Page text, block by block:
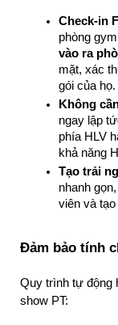
Check-in
phòng
vào ra
mặt, xác
gói của họ.
Không
ngay lập
phía HLV
khả năng
Tạo trải
nhanh
viên và
Đảm bảo tính
Quy trình tự động
show PT: